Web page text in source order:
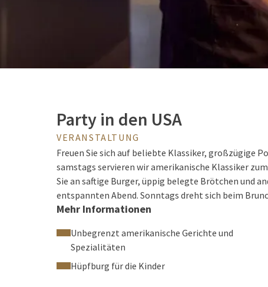
Party in den USA
VERANSTALTUNG
Freuen Sie sich auf beliebte Klassiker, großzügige
samstags servieren wir amerikanische Klassiker
Sie an saftige Burger, üppig belegte Brötchen und
entspannten Abend. Sonntags dreht sich beim
begleitet von herzhaften Klassikern.
Mehr Informationen
Unbegrenzt amerikanische Gerichte und
Spezialitäten
Hüpfburg für die Kinder